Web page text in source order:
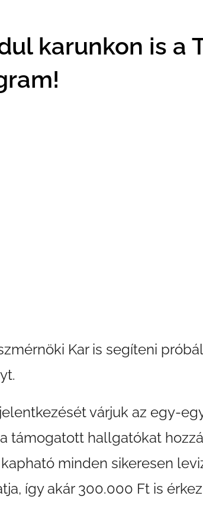
karunkon is a
Kar is segíteni
várjuk az egy-
támogatott hallgatókat
minden sikeresen
így akár 300.000 Ft is